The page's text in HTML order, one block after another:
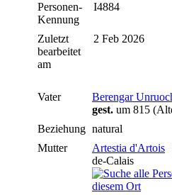
Personen-
Kennung
I4884
Zuletzt
bearbeitet
am
2 Feb 2026
Vater Berengar
gest. um 815
Beziehung natural
Mutter
Artestia d'Artois
de-Calais